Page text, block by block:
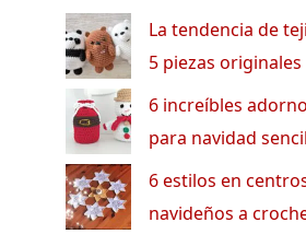
La tendencia de
5 piezas originales
6 increíbles
para navidad
6 estilos en
navideños a